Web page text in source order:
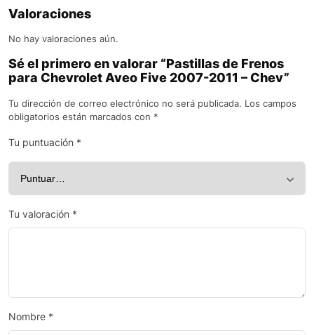
Valoraciones
No hay valoraciones aún.
Sé el primero en valorar “Pastillas de Frenos
para Chevrolet Aveo Five 2007-2011 – Chev”
Tu dirección de correo electrónico no será publicada. Los campos
obligatorios están marcados con *
Tu puntuación *
Tu valoración *
Nombre *